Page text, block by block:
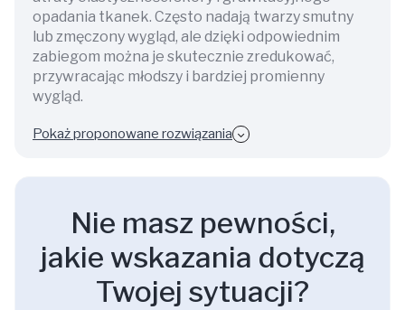
opadania tkanek. Często nadają twarzy smutny
lub zmęczony wygląd, ale dzięki odpowiednim
zabiegom można je skutecznie zredukować,
przywracając młodszy i bardziej promienny
wygląd.
Pokaż proponowane rozwiązania
Nie masz pewności,
jakie wskazania dotyczą
Twojej sytuacji?